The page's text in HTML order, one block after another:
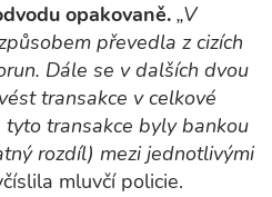
opakovaně. „V
převedla z cizích
Dále se v dalších dvou
transakce v celkové
transakce byly bankou
rozdíl) mezi jednotlivými
mluvčí policie.